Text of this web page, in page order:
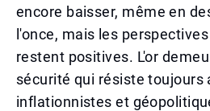
encore baisser, même en
l'once, mais les
restent positives. L'or
sécurité qui résiste toujours
inflationnistes et